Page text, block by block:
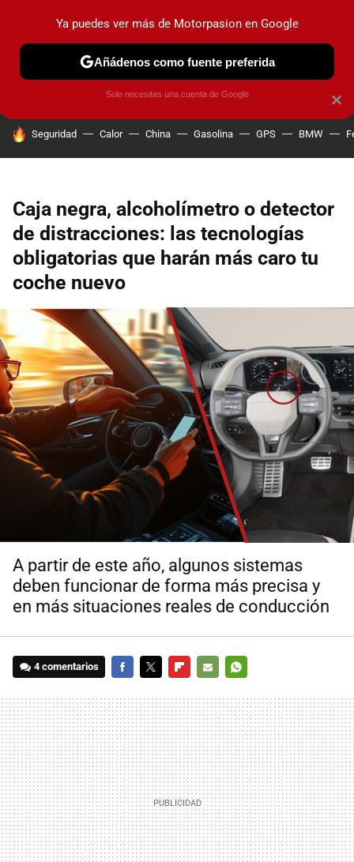
PRUEBAS COCHES ELÉCTRICOS OBSERVATORIO
HOY SE HABLA DE
Seguridad Calor China Gasolina GPS BMW
Caja negra, alcoholímetro o detector
de distracciones: las tecnologías
obligatorias que harán más caro tu
coche nuevo
A partir de este año, algunos sistemas
deben funcionar de forma más precisa y
en más situaciones reales de conducción
4 comentarios
MAIL
×
Ya puedes ver más de Motorpasion en Google
Añádenos como fuente preferida
Solo necesitas una cuenta de Google